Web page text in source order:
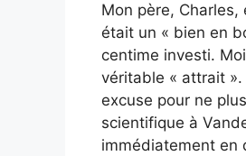
Mon père,
était un « bien en
centime investi.
véritable « attrait
excuse pour ne
scientifique à
immédiatement en